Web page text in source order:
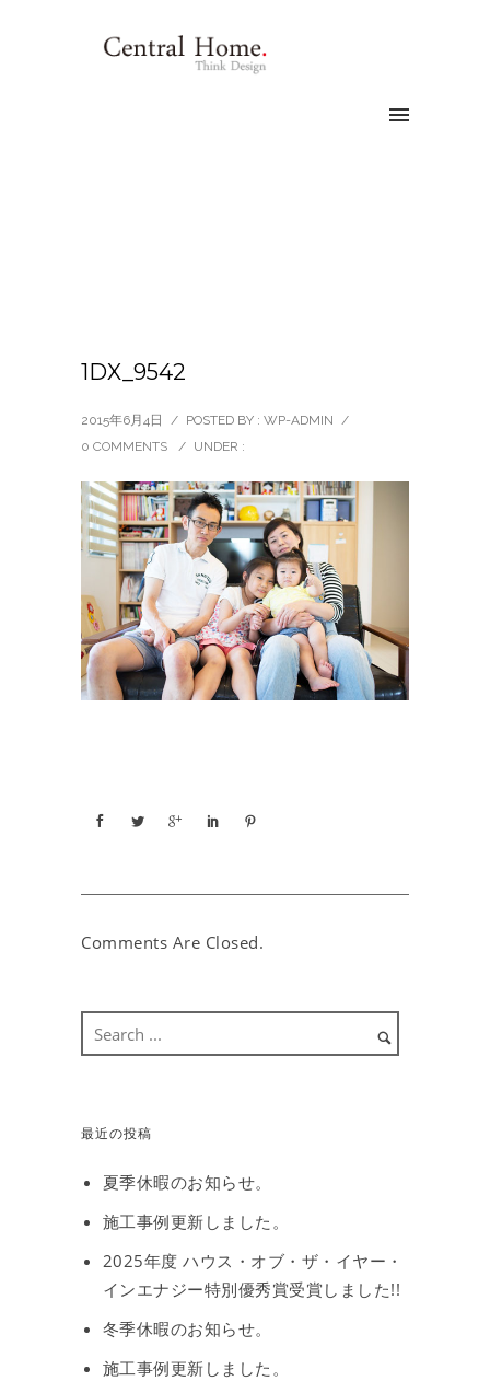
1DX_9542
2015年6月4日 / POSTED BY : WP-ADMIN /
0 COMMENTS
/ UNDER :
Comments Are Closed.
最近の投稿
夏季休暇のお知らせ。
施工事例更新しました。
2025年度 ハウス・オブ・ザ・イヤー・
インエナジー特別優秀賞受賞しました!!
冬季休暇のお知らせ。
施工事例更新しました。